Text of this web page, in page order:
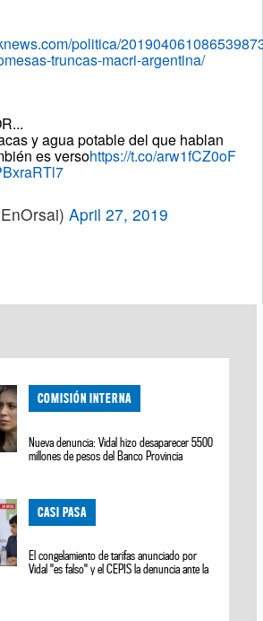
politica/
truncas-macri-argentina/
y agua potable del que hablan
es versohttps://t.co/arw1fCZ0oF
April 27, 2019
COMISIÓN INTERNA
Nueva denuncia: Vidal hizo desaparecer 5500
millones de pesos del Banco Provincia
CASI PASA
El congelamiento de tarifas anunciado por
Vidal "es falso" y el CEPIS la denuncia ante la